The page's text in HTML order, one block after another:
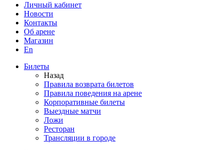
Личный кабинет
Новости
Контакты
Об арене
Магазин
En
Билеты
Назад
Правила возврата билетов
Правила поведения на арене
Корпоративные билеты
Выездные матчи
Ложи
Ресторан
Трансляции в городе